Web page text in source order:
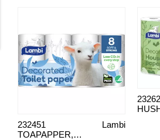
TOAPAPPER, LAMBI DEKOR 8pack
Lambi
232451